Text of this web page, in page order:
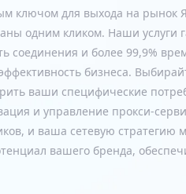
ключом для выхода на рынок
одним кликом. Наши услуги
соединения и более 99,9%
бизнеса.
ваши специфические
и управление прокси-
и ваша сетевую стратегию
вашего бренда,